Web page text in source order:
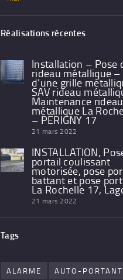
Réalisations récentes
Installation – Pose
rideau métallique –
d’une grille
SAV rideau
Maintenance rideau
métallique La
– PERIGNY 17
21 mars 2022
INSTALLATION,
portail coulissant
motorisée, pose
battant et pose
La Rochelle 17,
21 mars 2022
Tags
ALARME
AUTO-PORTANT